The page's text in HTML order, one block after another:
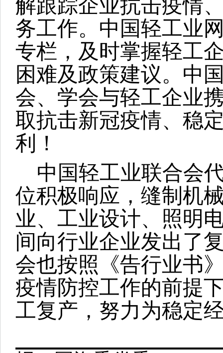
解跟踪企业抗击疫情
务工作。中国轻工业
专栏，及时掌握轻工
困难及政策建议。中
会、学会与轻工企业
取抗击新冠疫情、稳
利！
中国轻工业联合会
位积极响应，缝制机
业、工业设计、照明
间向行业企业发出了
会也按照《告行业书
疫情防控工作的前提
工复产，努力为稳定